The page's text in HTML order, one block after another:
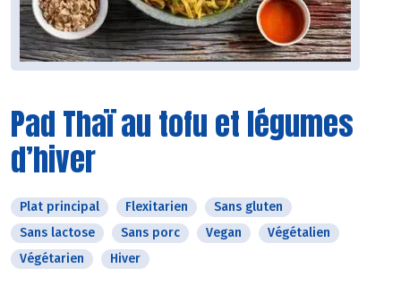
Pad Thaï au tofu et légumes
d’hiver
Plat principal Flexitarien
Sans gluten
Sans lactose
Sans porc Vegan
Végétalien
Végétarien
Hiver